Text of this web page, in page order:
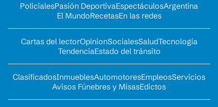
PolicialesPasión DeportivaEspectáculosArgentina
El MundoRecetasEn las redes
Cartas del lectorOpinionSocialesSaludTecnología
TendenciaEstado del tránsito
ClasificadosInmueblesAutomotoresEmpleosServicios
Avisos Fúnebres y MisasEdictos